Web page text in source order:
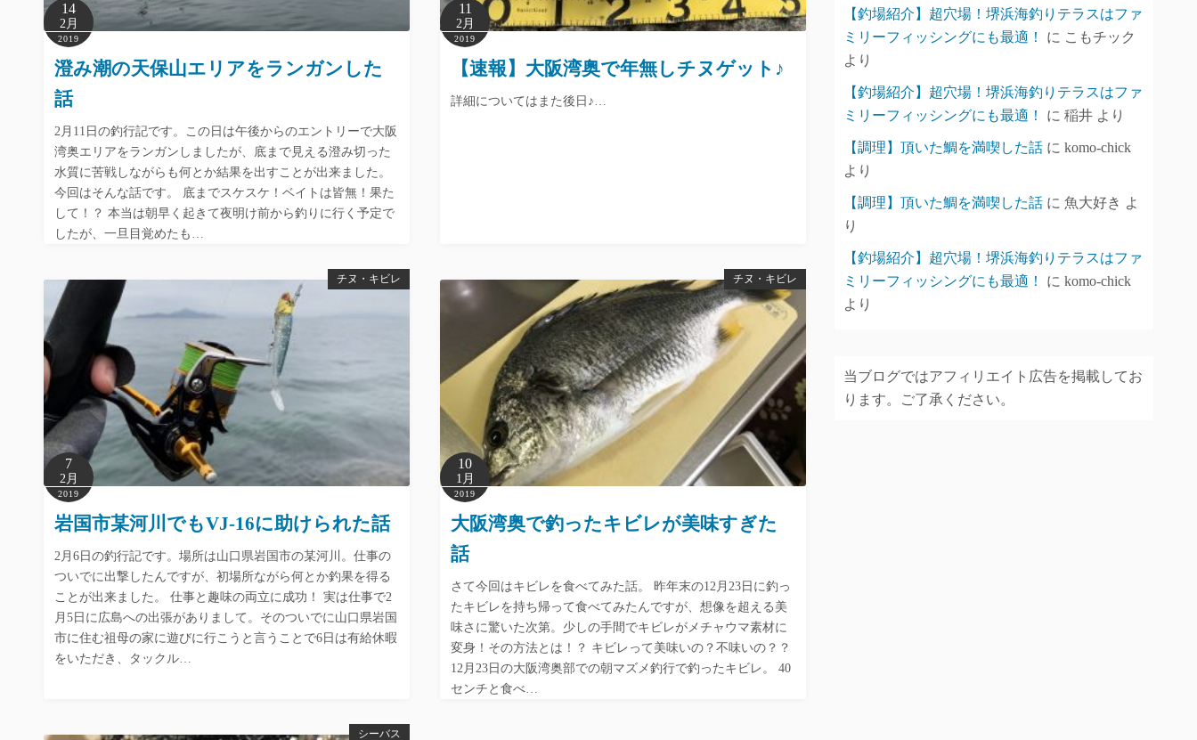
14
2月
2019
澄み潮の天保山エリアをランガンした
話
2月11日の釣行記です。この日は午後からのエントリーで大阪
湾奥エリアをランガンしましたが、底まで見える澄み切った
水質に苦戦しながらも何とか結果を出すことが出来ました。
今回はそんな話です。 底までスケスケ！ベイトは皆無！果た
して！？ 本当は朝早く起きて夜明け前から釣りに行く予定で
したが、一旦目覚めたも…
11
2月
2019
【速報】大阪湾奥で年無しチヌゲット♪
詳細についてはまた後日♪…
チヌ・キビレ
7
2月
2019
岩国市某河川でもVJ-16に助けられた話
2月6日の釣行記です。場所は山口県岩国市の某河川。仕事の
ついでに出撃したんですが、初場所ながら何とか釣果を得る
ことが出来ました。 仕事と趣味の両立に成功！ 実は仕事で2
月5日に広島への出張がありまして。そのついでに山口県岩国
市に住む祖母の家に遊びに行こうと言うことで6日は有給休暇
をいただき、タックル…
チヌ・キビレ
10
1月
2019
大阪湾奥で釣ったキビレが美味すぎた
話
さて今回はキビレを食べてみた話。 昨年末の12月23日に釣っ
たキビレを持ち帰って食べてみたんですが、想像を超える美
味さに驚いた次第。少しの手間でキビレがメチャウマ素材に
変身！その方法とは！？ キビレって美味いの？不味いの？？
12月23日の大阪湾奥部での朝マズメ釣行で釣ったキビレ。 40
センチと食べ…
シーバス
【釣場紹介】超穴場！堺浜海釣りテラスはファ
ミリーフィッシングにも最適！
に こもチック
より
【釣場紹介】超穴場！堺浜海釣りテラスはファ
ミリーフィッシングにも最適！
に 稲井 より
【調理】頂いた鯛を満喫した話 に komo-chick
より
【調理】頂いた鯛を満喫した話 に 魚大好き よ
り
【釣場紹介】超穴場！堺浜海釣りテラスはファ
ミリーフィッシングにも最適！
に komo-chick
より
当ブログではアフィリエイト広告を掲載してお
ります。ご了承ください。